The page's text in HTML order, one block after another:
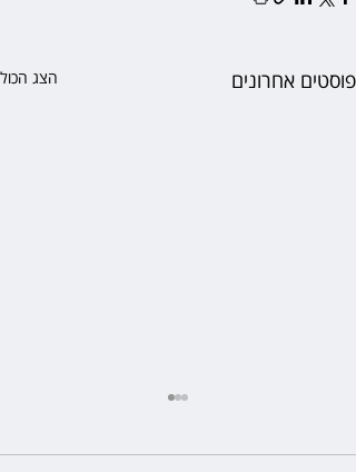
פוסטים אחרונים הצג הכול